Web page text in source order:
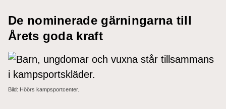
De nominerade gärningarna till
Årets goda kraft
Bild: Höörs kampsportcenter.